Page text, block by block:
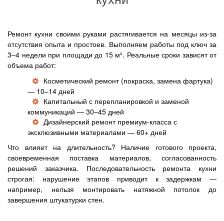
Ремонт кухни своими руками растягивается на месяцы из-за
отсутствия опыта и простоев. Выполняем работы под ключ за
3–4 недели при площади до 15 м². Реальные сроки зависят от
объема работ:
Косметический ремонт (покраска, замена фартука)
— 10–14 дней
Капитальный с перепланировкой и заменой
коммуникаций — 30–45 дней
Дизайнерский ремонт премиум-класса с
эксклюзивными материалами — 60+ дней
Что влияет на длительность? Наличие готового проекта,
своевременная поставка материалов, согласованность
решений заказчика. Последовательность ремонта кухни
строгая: нарушение этапов приводит к задержкам —
например, нельзя монтировать натяжной потолок до
завершения штукатурки стен.